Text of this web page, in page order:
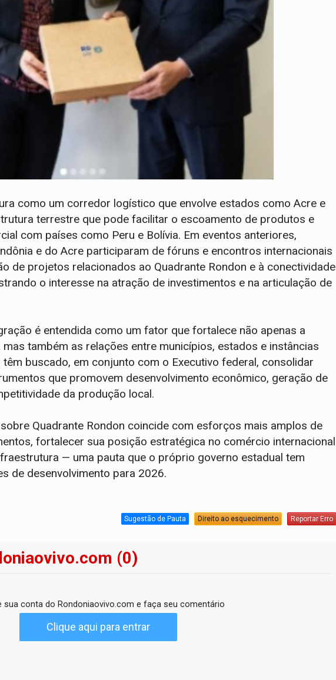
como um corredor logístico que envolve estados como Acre e
terrestre que pode facilitar o escoamento de produtos e
com países como Peru e Bolívia. Em eventos anteriores,
e do Acre participaram de fóruns e encontros internacionais
de projetos relacionados ao Quadrante Rondon e à conectividade
o interesse na atração de investimentos e na articulação de
é entendida como um fator que fortalece não apenas a
também as relações entre municípios, estados e instâncias
buscado, em conjunto com o Executivo federal, consolidar
que promovem desenvolvimento econômico, geração de
da produção local.
Quadrante Rondon coincide com esforços mais amplos de
fortalecer sua posição estratégica no comércio internacional
— uma pauta que o próprio governo estadual tem
de desenvolvimento para 2026.
Sugestão de Pauta Direito ao esquecimento Reportar Erro
(0)
sua conta do Rondoniaovivo.com e faça seu comentário
Clique aqui para entrar